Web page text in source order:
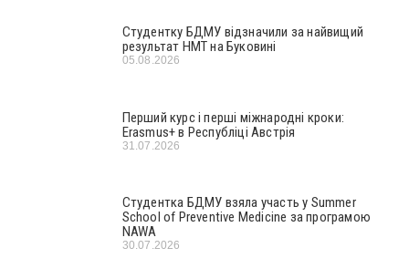
Студентку БДМУ відзначили за найвищий
результат НМТ на Буковині
05.08.2026
Перший курс і перші міжнародні кроки:
Erasmus+ в Республіці Австрія
31.07.2026
Студентка БДМУ взяла участь у Summer
School of Preventive Medicine за програмою
NAWA
30.07.2026